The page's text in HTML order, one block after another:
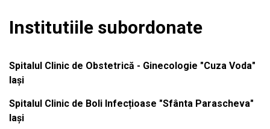
Institutiile subordonate
Spitalul Clinic de Obstetrică - Ginecologie "Cuza Voda"
Iași
Spitalul Clinic de Boli Infecțioase "Sfânta Parascheva"
Iași